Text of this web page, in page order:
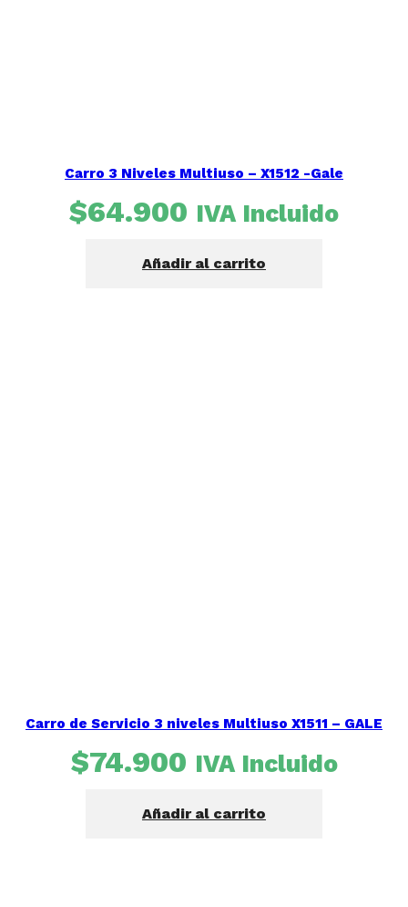
Carro 3 Niveles Multiuso – X1512 -Gale
$64.900 IVA Incluido
Añadir al carrito
Carro de Servicio 3 niveles Multiuso X1511 – GALE
$74.900 IVA Incluido
Añadir al carrito